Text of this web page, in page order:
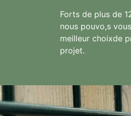
Forts de plus de
nous pouvo,s
meilleur choixde
projet.